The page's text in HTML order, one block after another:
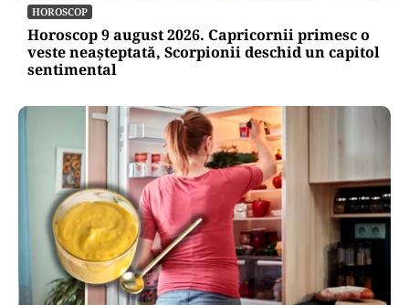
HOROSCOP
Horoscop 9 august 2026. Capricornii primesc o
veste neașteptată, Scorpionii deschid un capitol
sentimental